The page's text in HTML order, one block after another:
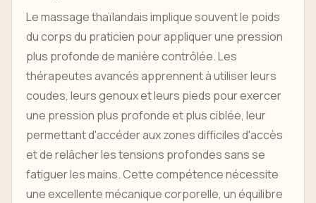
Le massage thaïlandais implique souvent le poids
du corps du praticien pour appliquer une pression
plus profonde de manière contrôlée. Les
thérapeutes avancés apprennent à utiliser leurs
coudes, leurs genoux et leurs pieds pour exercer
une pression plus profonde et plus ciblée, leur
permettant d'accéder aux zones difficiles d'accès
et de relâcher les tensions profondes sans se
fatiguer les mains. Cette compétence nécessite
une excellente mécanique corporelle, un équilibre